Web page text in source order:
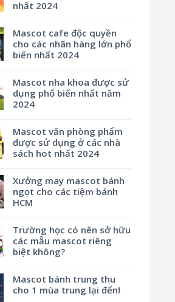
nhất 2024
Mascot cafe độc quyền
cho các nhãn hàng lớn phổ
biến nhất 2024
Mascot nha khoa được sử
dụng phổ biến nhất năm
2024
Mascot văn phòng phẩm
được sử dụng ở các nhà
sách hot nhất 2024
Xưởng may mascot bánh
ngọt cho các tiệm bánh
HCM
Trường học có nên sở hữu
các mẫu mascot riêng
biệt không?
Mascot bánh trung thu
cho 1 mùa trung lại đến!